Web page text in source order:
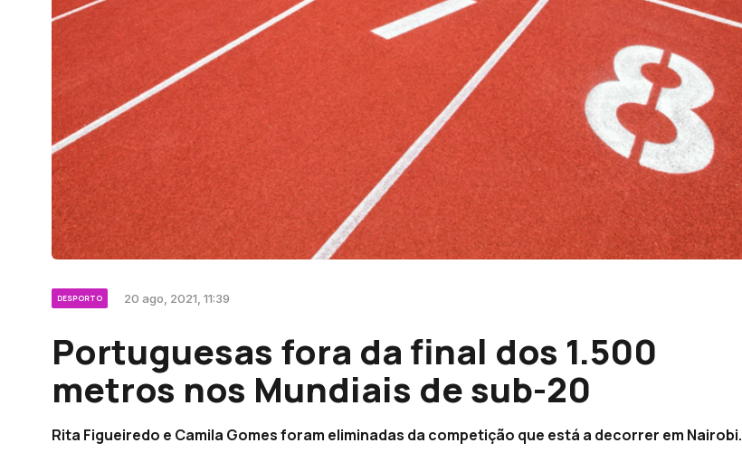
DESPORTO 20 ago, 2021, 11:39
Portuguesas fora da final dos 1.500
metros nos Mundiais de sub-20
Rita Figueiredo e Camila Gomes foram eliminadas da competição que está a decorrer em Nairobi.